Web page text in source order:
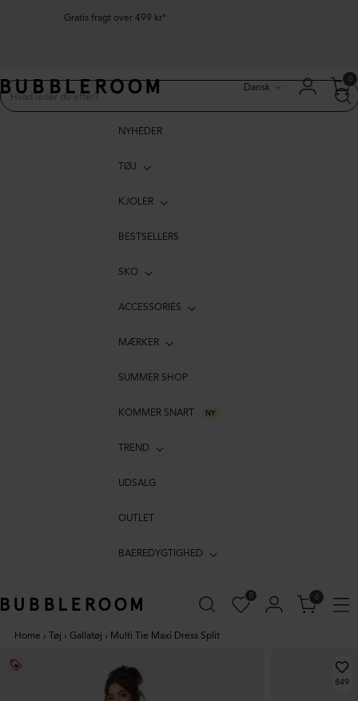
Gratis fragt over 499 kr*
Dansk
0
NYHEDER
TØJ
KJOLER
BESTSELLERS
SKO
ACCESSORIES
MÆRKER
SUMMER SHOP
KOMMER SNART NY
TREND
UDSALG
OUTLET
BAEREDYGTIGHED
0 0
Home › Tøj › Gallatøj › Multi Tie Maxi Dress Split
849